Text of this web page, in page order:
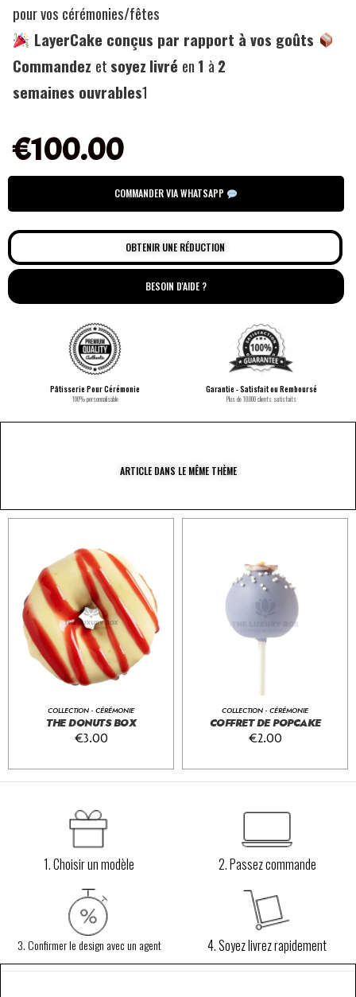
pour vos cérémonies/fêtes
LayerCake conçus par rapport à vos goûts
Commandez et soyez livré en 1 à 2
semaines ouvrables1
€100.00
COMMANDER VIA WHATSAPP
OBTENIR UNE RÉDUCTION
BESOIN D'AIDE ?
Pâtisserie Pour Cérémonie
100% personnalisable
Garantie - Satisfait ou Remboursé
Plus de 10.000 clients satisfaits
ARTICLE DANS LE MÊME THÈME
COLLECTION - CÉRÉMONIE
THE DONUTS BOX
€3.00
COLLECTION - CÉRÉMONIE
COFFRET DE POPCAKE
€2.00
1. Choisir un modèle 2. Passez commande
3. Confirmer le design avec un agent 4. Soyez livrez rapidement